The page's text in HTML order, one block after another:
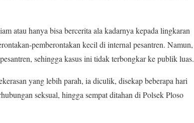
atau hanya bisa bercerita ala kadarnya kepada lingkaran
pemberontakan kecil di internal pesantren. Namun,
sehingga kasus ini tidak terbongkar ke publik luas.
yang lebih parah, ia diculik, disekap beberapa hari
seksual, hingga sempat ditahan di Polsek Ploso